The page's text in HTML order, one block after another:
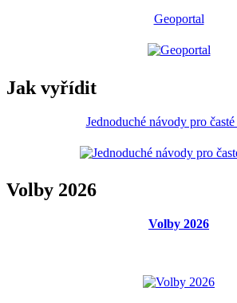
Geoportal
Jak vyřídit
Jednoduché návody pro časté
Volby 2026
Volby 2026